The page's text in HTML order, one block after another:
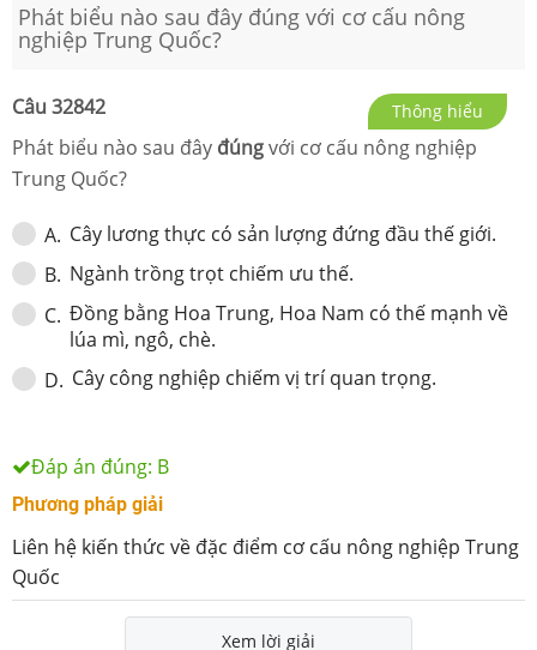
Phát biểu nào sau đây đúng với cơ cấu nông
nghiệp Trung Quốc?
Câu 32842 Thông hiểu
Phát biểu nào sau đây đúngvới cơ cấu nông nghiệp
Trung Quốc?
A. Cây lương thực có sản lượng đứng đầu thế giới.
B. Ngành trồng trọt chiếm ưu thế.
C. Đồng bằng Hoa Trung, Hoa Nam có thế mạnh về
lúa mì, ngô, chè.
D. Cây công nghiệp chiếm vị trí quan trọng.
Đáp án đúng: B
Phương pháp giải
Liên hệ kiến thức về đặc điểm cơ cấu nông nghiệp Trung
Quốc
Xem lời giải